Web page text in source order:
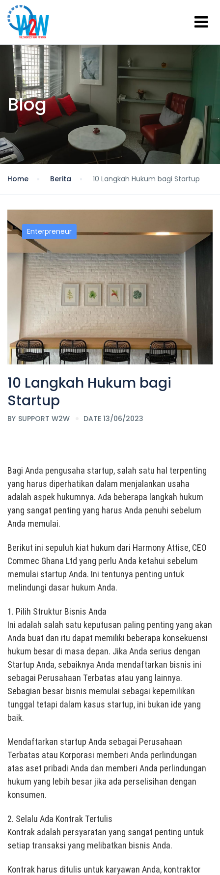
Blog
Home Berita 10 Langkah Hukum bagi Startup
Enterpreneur
10 Langkah Hukum bagi
Startup
BY SUPPORT W2W DATE 13/06/2023
Bagi Anda pengusaha startup, salah satu hal terpenting
yang harus diperhatikan dalam menjalankan usaha
adalah aspek hukumnya. Ada beberapa langkah hukum
yang sangat penting yang harus Anda penuhi sebelum
Anda memulai.
Berikut ini sepuluh kiat hukum dari Harmony Attise, CEO
Commec Ghana Ltd yang perlu Anda ketahui sebelum
memulai startup Anda. Ini tentunya penting untuk
melindungi dasar hukum Anda.
1. Pilih Struktur Bisnis Anda
Ini adalah salah satu keputusan paling penting yang akan
Anda buat dan itu dapat memiliki beberapa konsekuensi
hukum besar di masa depan. Jika Anda serius dengan
Startup Anda, sebaiknya Anda mendaftarkan bisnis ini
sebagai Perusahaan Terbatas atau yang lainnya.
Sebagian besar bisnis memulai sebagai kepemilikan
tunggal tetapi dalam kasus startup, ini bukan ide yang
baik.
Mendaftarkan startup Anda sebagai Perusahaan
Terbatas atau Korporasi memberi Anda perlindungan
atas aset pribadi Anda dan memberi Anda perlindungan
hukum yang lebih besar jika ada perselisihan dengan
konsumen.
2. Selalu Ada Kontrak Tertulis
Kontrak adalah persyaratan yang sangat penting untuk
setiap transaksi yang melibatkan bisnis Anda.
Kontrak harus ditulis untuk karyawan Anda, kontraktor